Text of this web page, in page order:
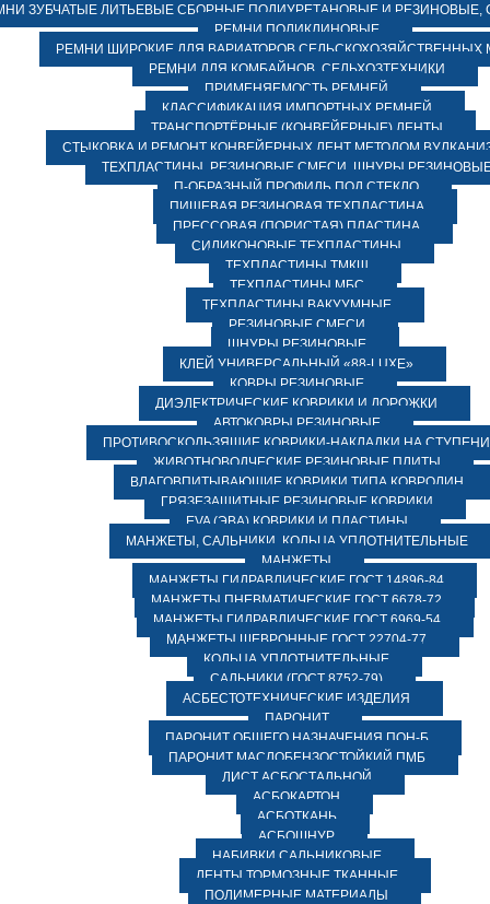
ЗУБЧАТЫЕ ЛИТЬЕВЫЕ СБОРНЫЕ ПОЛИУРЕТАНОВЫЕ И РЕЗИНОВЫЕ,
РЕМНИ ПОЛИКЛИНОВЫЕ
РЕМНИ ШИРОКИЕ ДЛЯ ВАРИАТОРОВ СЕЛЬСКОХОЗЯЙСТВЕННЫХ
РЕМНИ ДЛЯ КОМБАЙНОВ, СЕЛЬХОЗТЕХНИКИ
ПРИМЕНЯЕМОСТЬ РЕМНЕЙ
КЛАССИФИКАЦИЯ ИМПОРТНЫХ РЕМНЕЙ
ТРАНСПОРТЁРНЫЕ (КОНВЕЙЕРНЫЕ) ЛЕНТЫ
СТЫКОВКА И РЕМОНТ КОНВЕЙЕРНЫХ ЛЕНТ МЕТОДОМ
ТЕХПЛАСТИНЫ, РЕЗИНОВЫЕ СМЕСИ, ШНУРЫ
П-ОБРАЗНЫЙ ПРОФИЛЬ ПОД СТЕКЛО
ПИЩЕВАЯ РЕЗИНОВАЯ ТЕХПЛАСТИНА
ПРЕССОВАЯ (ПОРИСТАЯ) ПЛАСТИНА
СИЛИКОНОВЫЕ ТЕХПЛАСТИНЫ
ТЕХПЛАСТИНЫ ТМКЩ
ТЕХПЛАСТИНЫ МБС
ТЕХПЛАСТИНЫ ВАКУУМНЫЕ
РЕЗИНОВЫЕ СМЕСИ
ШНУРЫ РЕЗИНОВЫЕ
КЛЕЙ УНИВЕРСАЛЬНЫЙ «88-LUXE»
КОВРЫ РЕЗИНОВЫЕ
ДИЭЛЕКТРИЧЕСКИЕ КОВРИКИ И ДОРОЖКИ
АВТОКОВРЫ РЕЗИНОВЫЕ
ПРОТИВОСКОЛЬЗЯЩИЕ КОВРИКИ-НАКЛАДКИ НА СТУПЕНИ
ЖИВОТНОВОДЧЕСКИЕ РЕЗИНОВЫЕ ПЛИТЫ
ВЛАГОВПИТЫВАЮЩИЕ КОВРИКИ ТИПА КОВРОЛИН
ГРЯЗЕЗАЩИТНЫЕ РЕЗИНОВЫЕ КОВРИКИ
EVA (ЭВА) КОВРИКИ И ПЛАСТИНЫ
МАНЖЕТЫ, САЛЬНИКИ, КОЛЬЦА УПЛОТНИТЕЛЬНЫЕ
МАНЖЕТЫ
МАНЖЕТЫ ГИДРАВЛИЧЕСКИЕ ГОСТ 14896-84
МАНЖЕТЫ ПНЕВМАТИЧЕСКИЕ ГОСТ 6678-72
МАНЖЕТЫ ГИДРАВЛИЧЕСКИЕ ГОСТ 6969-54
МАНЖЕТЫ ШЕВРОННЫЕ ГОСТ 22704-77
КОЛЬЦА УПЛОТНИТЕЛЬНЫЕ
САЛЬНИКИ (ГОСТ 8752-79)
АСБЕСТОТЕХНИЧЕСКИЕ ИЗДЕЛИЯ
ПАРОНИТ
ПАРОНИТ ОБЩЕГО НАЗНАЧЕНИЯ ПОН-Б
ПАРОНИТ МАСЛОБЕНЗОСТОЙКИЙ ПМБ
ЛИСТ АСБОСТАЛЬНОЙ
АСБОКАРТОН
АСБОТКАНЬ
АСБОШНУР
НАБИВКИ САЛЬНИКОВЫЕ
ЛЕНТЫ ТОРМОЗНЫЕ ТКАННЫЕ
ПОЛИМЕРНЫЕ МАТЕРИАЛЫ